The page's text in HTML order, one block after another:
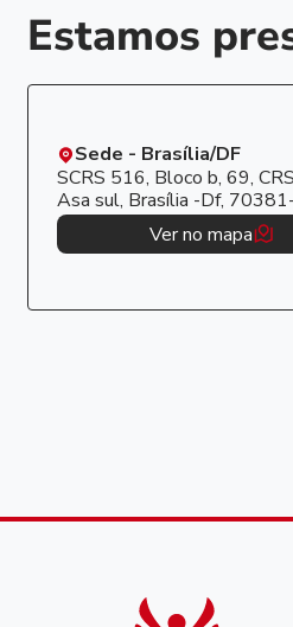
Estamos
Sede - Brasília/DF
SCRS 516, Bloco b, 69,
Asa sul, Brasília -Df,
Ver no mapa